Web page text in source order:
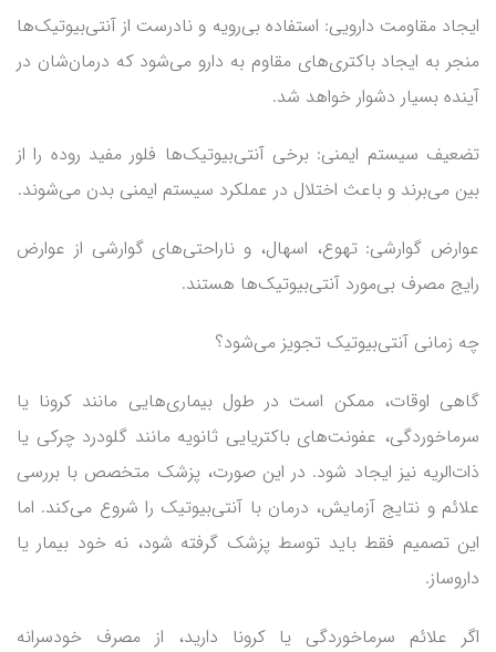
ایجاد مقاومت دارویی: استفاده بی‌رویه و نادرست از آنتی‌بیوتیک‌ها
منجر به ایجاد باکتری‌های مقاوم به دارو می‌شود که درمان‌شان در
آینده بسیار دشوار خواهد شد.
تضعیف سیستم ایمنی: برخی آنتی‌بیوتیک‌ها فلور مفید روده را از
بین می‌برند و باعث اختلال در عملکرد سیستم ایمنی بدن می‌شوند.
عوارض گوارشی: تهوع، اسهال، و ناراحتی‌های گوارشی از عوارض
رایج مصرف بی‌مورد آنتی‌بیوتیک‌ها هستند.
چه زمانی آنتی‌بیوتیک تجویز می‌شود؟
گاهی اوقات، ممکن است در طول بیماری‌هایی مانند کرونا یا
سرماخوردگی، عفونت‌های باکتریایی ثانویه مانند گلودرد چرکی یا
ذات‌الریه نیز ایجاد شود. در این صورت، پزشک متخصص با بررسی
علائم و نتایج آزمایش، درمان با آنتی‌بیوتیک را شروع می‌کند. اما
این تصمیم فقط باید توسط پزشک گرفته شود، نه خود بیمار یا
داروساز.
اگر علائم سرماخوردگی یا کرونا دارید، از مصرف خودسرانه